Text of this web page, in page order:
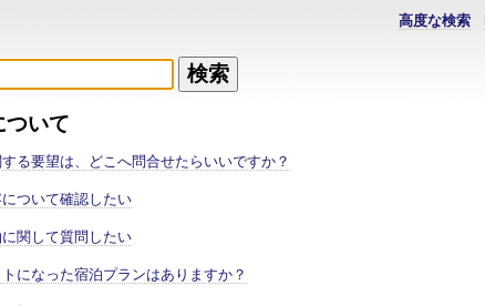
高度な検索
ついて
る要望は、どこへ問合せたらいいですか？
ついて確認したい
関して質問したい
になった宿泊プランはありますか？